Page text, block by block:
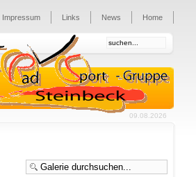
Home
News
Links
Impressum
09.08.2026